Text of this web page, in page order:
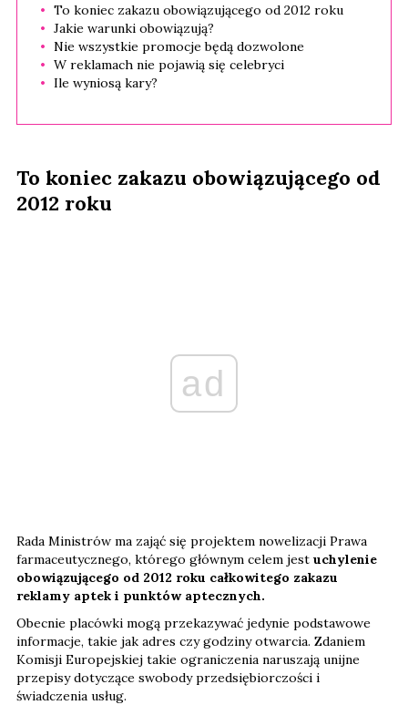
To koniec zakazu obowiązującego od 2012 roku
Jakie warunki obowiązują?
Nie wszystkie promocje będą dozwolone
W reklamach nie pojawią się celebryci
Ile wyniosą kary?
To koniec zakazu obowiązującego od
2012 roku
ad
Rada Ministrów ma zająć się projektem nowelizacji Prawa
farmaceutycznego, którego głównym celem jest uchylenie
obowiązującego od 2012 roku całkowitego zakazu
reklamy aptek i punktów aptecznych.
Obecnie placówki mogą przekazywać jedynie podstawowe
informacje, takie jak adres czy godziny otwarcia. Zdaniem
Komisji Europejskiej takie ograniczenia naruszają unijne
przepisy dotyczące swobody przedsiębiorczości i
świadczenia usług.